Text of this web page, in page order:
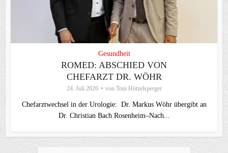
Gesundheit
ROMED: ABSCHIED VON
CHEFARZT DR. WÖHR
24. Juli 2026 von Toni Hötzelsperger
Chefarztwechsel in der Urologie: Dr. Markus Wöhr übergibt an
Dr. Christian Bach Rosenheim–Nach...